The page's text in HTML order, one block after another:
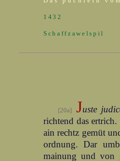
1432
Schaffzawelspil
[20a] Juste
richtend das
ain rechtz gemüt
ordnung. Dar
mainung und von